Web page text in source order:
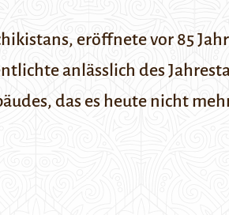
eröffnete vor 85
anlässlich des
das es heute nicht